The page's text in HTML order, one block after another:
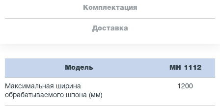
Комплектация
Доставка
Модель MH 1112
Максимальная ширина
обрабатываемого шпона (мм)
1200